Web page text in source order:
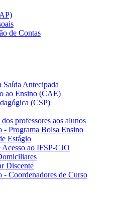
de Contas
Saída Antecipada
ao Ensino (CAE)
(CSP)
professores aos alunos
- Programa Bolsa Ensino
Estágio
Acesso ao IFSP-CJO
Discente
Coordenadores de Curso